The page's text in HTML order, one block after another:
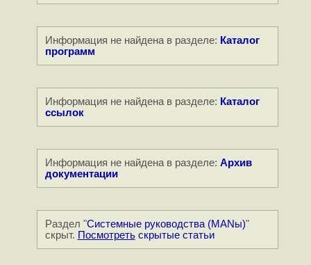
Информация не найдена в разделе: Каталог
программ
Информация не найдена в разделе: Каталог
ссылок
Информация не найдена в разделе: Архив
документации
Раздел "Системные руководства (MANы)"
скрыт. Посмотретьскрытые статьи